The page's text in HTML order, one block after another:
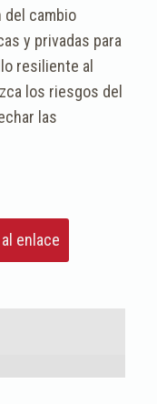
cambio
y privadas para
resiliente al
los riesgos del
las
enlace